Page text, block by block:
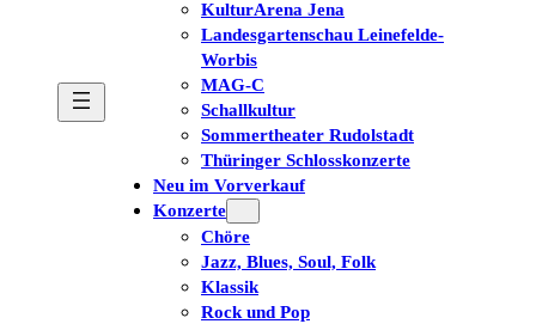
KulturArena Jena
Landesgartenschau Leinefelde-
Worbis
MAG-C
Schallkultur
Sommertheater Rudolstadt
Thüringer Schlosskonzerte
Neu im Vorverkauf
Konzerte
Chöre
Jazz, Blues, Soul, Folk
Klassik
Rock und Pop